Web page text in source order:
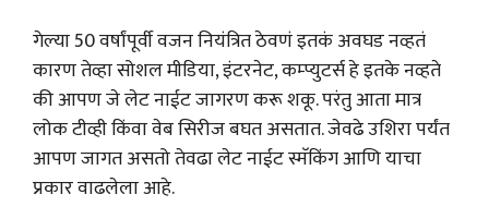
गेल्या 50 वर्षांपूर्वी वजन नियंत्रित ठेवणं इतकं अवघड नव्हतं
कारण तेव्हा सोशल मीडिया, इंटरनेट, कम्प्युटर्स हे इतके नव्हते
की आपण जे लेट नाईट जागरण करू शकू. परंतु आता मात्र
लोक टीव्ही किंवा वेब सिरीज बघत असतात. जेवढे उशिरा पर्यंत
आपण जागत असतो तेवढा लेट नाईट स्मॅकिंग आणि याचा
प्रकार वाढलेला आहे.